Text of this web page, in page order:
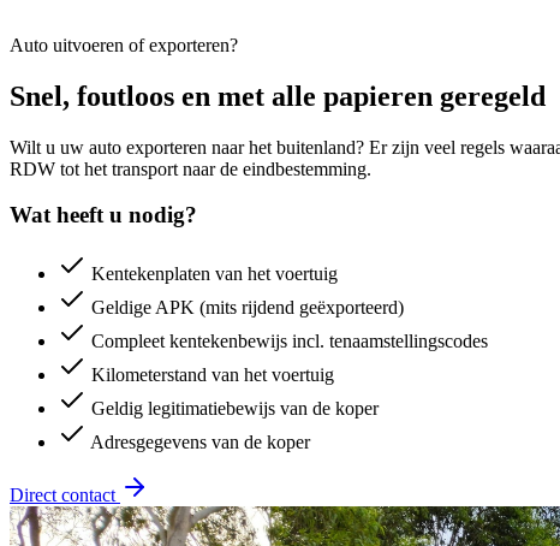
Auto uitvoeren of exporteren?
Snel, foutloos en met alle papieren geregeld
Wilt u uw auto exporteren naar het buitenland? Er zijn veel regels
RDW tot het transport naar de eindbestemming.
Wat heeft u nodig?
Kentekenplaten van het voertuig
Geldige APK (mits rijdend geëxporteerd)
Compleet kentekenbewijs incl. tenaamstellingscodes
Kilometerstand van het voertuig
Geldig legitimatiebewijs van de koper
Adresgegevens van de koper
Direct contact